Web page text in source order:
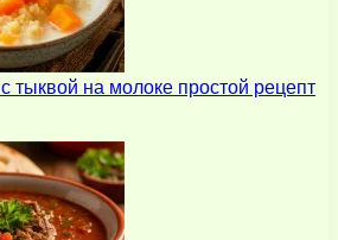
тыквой на молоке простой рецепт